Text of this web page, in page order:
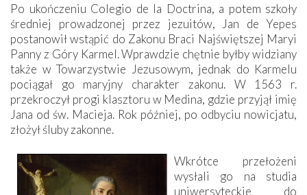
Po ukończeniu Colegio de la Doctrina, a potem szkoły
średniej prowadzonej przez jezuitów, Jan de Yepes
postanowił wstąpić do Zakonu Braci Najświętszej Maryi
Panny z Góry Karmel. Wprawdzie chętnie byłby widziany
także w Towarzystwie Jezusowym, jednak do Karmelu
pociągał go maryjny charakter zakonu. W 1563 r.
przekroczył progi klasztoru w Medina, gdzie przyjął imię
Jana od św. Macieja. Rok później, po odbyciu nowicjatu,
złożył śluby zakonne.
Wkrótce przełożeni
wysłali go na studia
uniwersyteckie do